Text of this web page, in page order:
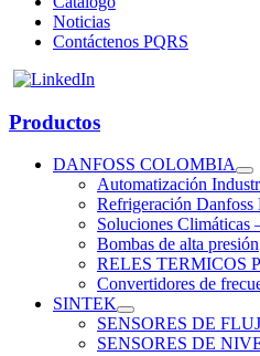
Noticias
Contáctenos PQRS
Productos
DANFOSS COLOMBIA
Automatización
Refrigeración Danfoss
Soluciones Climáticas
Bombas de alta presión
RELES TERMICOS
Convertidores de
SINTEK
SENSORES DE
SENSORES DE